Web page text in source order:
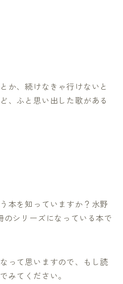
か、続けなきゃ行けないと
、ふと思い出した歌がある
本を知っていますか？水野
シリーズになっている本で
って思いますので、もし読
みてください。